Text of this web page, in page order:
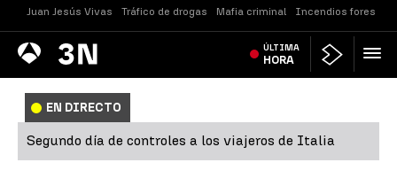
Juan Jesús Vivas Tráfico de drogas Mafia criminal Incendios
Antena
3 Noticias ÚLTIMA
HORA
EN DIRECTO
Segundo día de controles a los viajeros de Italia